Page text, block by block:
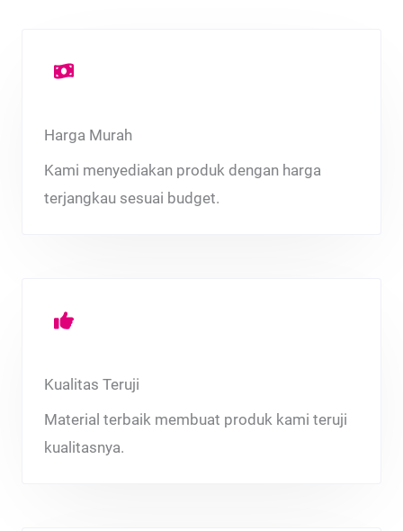
Harga Murah
Kami menyediakan produk dengan harga
terjangkau sesuai budget.
Kualitas Teruji
Material terbaik membuat produk kami teruji
kualitasnya.